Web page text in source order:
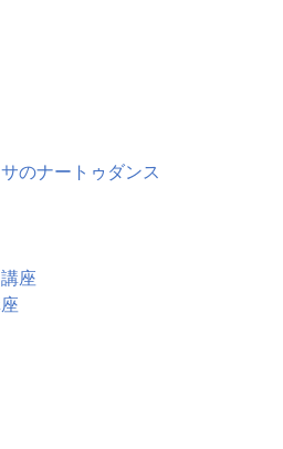
のナートゥダンス
座